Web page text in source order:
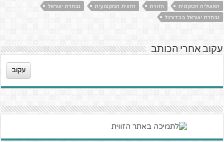
האשליה הטקטית
הזווית הזווית המקצועית
נבחרת ישראל
נבחרת ישראל בכדורגל
עקוב אחרי הכותב
עקוב